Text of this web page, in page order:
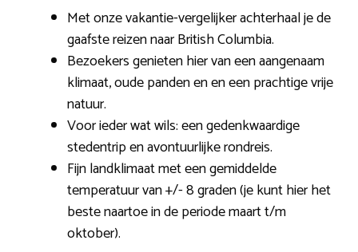
Met onze vakantie-vergelijker achterhaal je de
gaafste reizen naar British Columbia.
Bezoekers genieten hier van een aangenaam
klimaat, oude panden en en een prachtige vrije
natuur.
Voor ieder wat wils: een gedenkwaardige
stedentrip en avontuurlijke rondreis.
Fijn landklimaat met een gemiddelde
temperatuur van +/- 8 graden (je kunt hier het
beste naartoe in de periode maart t/m
oktober).